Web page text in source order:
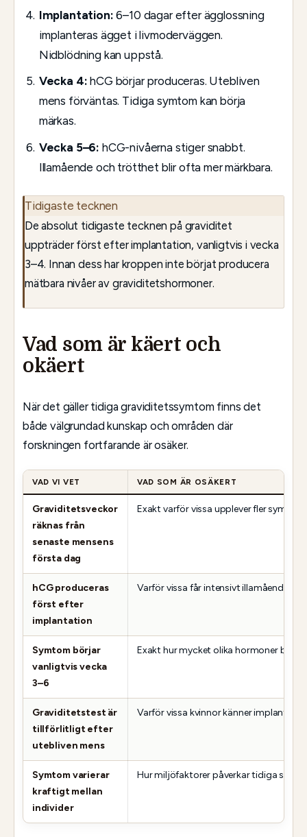
Implantation: 6–10 dagar efter ägglossning
implanteras ägget i livmoderväggen.
Nidblödning kan uppstå.
Vecka 4: hCG börjar produceras. Utebliven
mens förväntas. Tidiga symtom kan börja
märkas.
Vecka 5–6: hCG-nivåerna stiger snabbt.
Illamående och trötthet blir ofta mer märkbara.
Tidigaste tecknen
De absolut tidigaste tecknen på graviditet
uppträder först efter implantation, vanligtvis i vecka
3–4. Innan dess har kroppen inte börjat producera
mätbara nivåer av graviditetshormoner.
Vad som är käert och
okäert
När det gäller tidiga graviditetssymtom finns det
både välgrundad kunskap och områden där
forskningen fortfarande är osäker.
VAD VI VET VAD SOM ÄR OSÄKERT
Graviditetsveckor
räknas från
senaste mensens
första dag
Exakt varför vissa upplever fler
hCG produceras
först efter
implantation
Varför vissa får intensivt illamående
Symtom börjar
vanligtvis vecka
3–6
Exakt hur mycket olika hormoner
Graviditetstest är
tillförlitligt efter
utebliven mens
Varför vissa kvinnor känner
Symtom varierar
kraftigt mellan
individer
Hur miljöfaktorer påverkar tidiga